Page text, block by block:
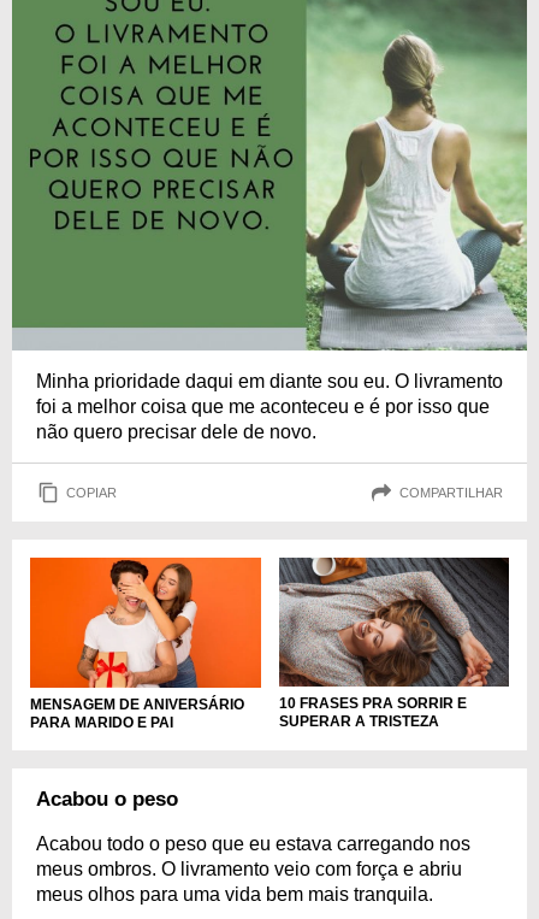
Minha prioridade daqui em diante sou eu. O livramento
foi a melhor coisa que me aconteceu e é por isso que
não quero precisar dele de novo.
COPIAR COMPARTILHAR
MENSAGEM DE ANIVERSÁRIO
PARA MARIDO E PAI
10 FRASES PRA SORRIR E
SUPERAR A TRISTEZA
Acabou o peso
Acabou todo o peso que eu estava carregando nos
meus ombros. O livramento veio com força e abriu
meus olhos para uma vida bem mais tranquila.